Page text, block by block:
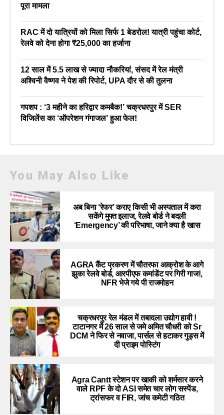
पूरा मामला
RAC में दो यात्रियों को मिला सिर्फ 1 बेडरोल! यात्री पहुंचा कोर्ट,
रेलवे को देना होगा ₹25,000 का हर्जाना
12 साल में 5.5 लाख से ज्यादा नौकरियां, संसद में रेल मंत्री
अश्विनी वैष्णव ने पेश की रिपोर्ट, UPA दौर से की तुलना
गपशप : ‘3 महीने का हरिद्वार कमबैक!’ चक्रधरपुर में SER
विजिलेंस का ‘ऑपरेशन गंगाजल’ हुआ फेल!
You May Also Like
अब बिना ‘रेफर’ कराए किसी भी अस्पताल में करा
सकेंगे मुफ्त इलाज, रेलवे बोर्ड ने बदली
‘Emergency’ की परिभाषा, जाने क्या है खास
AGRA कैंट प्रकरण में चौतरफा आक्रोश के आगे
झुका रेलवे बोर्ड, आरपीएफ कमांडेंट पर गिरी गाज!,
NFR भेजे गये पी राजमोहन
चक्रधरपुर रेल मंडल में तबादला उद्योग हावी !
टाटानगर में 26 साल से जमे अमित चौधरी को Sr
DCM ने फिर से नवाजा, पार्सल से हटाकर गुड्स में
दी प्राइम पोस्टिंग
Agra Cantt स्टेशन पर खाकी को शर्मसार करने
वाले RPF के दो ASI समेत चार लोग सस्पेंड,
ट्रांसफर व FIR, जांच कमेटी गठित